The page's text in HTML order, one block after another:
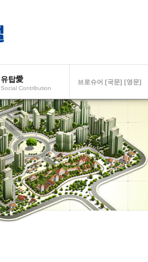
유탑愛
SocialContribution
브로슈어[국문] [영문]